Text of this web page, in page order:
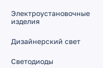
Электроустановочные
изделия
Дизайнерский свет
Светодиоды